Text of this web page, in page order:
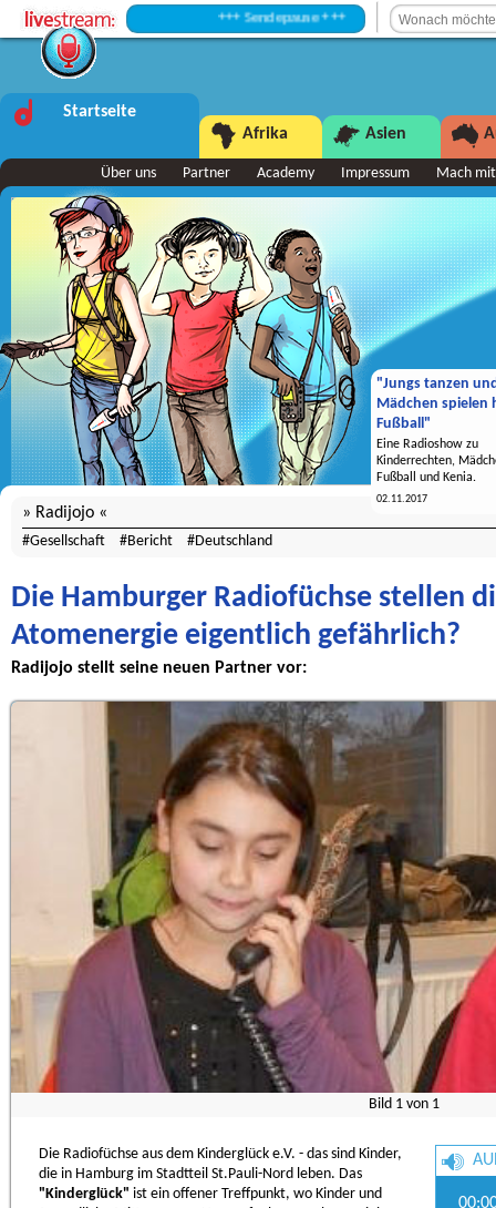
+++ Sendepause +++
Startseite
Afrika
Asien
Über uns Partner Academy Impressum Mach mit
"Jungs tanzen
Mädchen spielen
Fußball"
Eine Radioshow zu
Kinderrechten,
Fußball und Kenia.
02.11.2017
Radijojo
Gesellschaft Bericht Deutschland
Die Hamburger Radiofüchse stellen
Atomenergie eigentlich gefährlich?
Radijojo stellt seine neuen Partner vor:
Bild 1 von 1
Die Radiofüchse aus dem Kinderglück e.V. - das sind Kinder,
die in Hamburg im Stadtteil St.Pauli-Nord leben. Das
"Kinderglück" ist ein offener Treffpunkt, wo Kinder und